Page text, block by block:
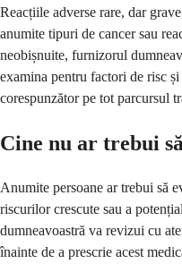
Reacțiile adverse rare, dar
anumite tipuri de cancer sau
neobișnuite, furnizorul
examina pentru factori de risc
corespunzător pe tot parcursul
Cine nu ar trebui
Anumite persoane ar trebui să
riscurilor crescute sau a
dumneavoastră va revizui cu
înainte de a prescrie acest